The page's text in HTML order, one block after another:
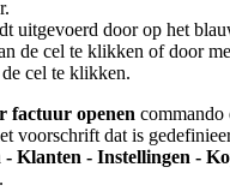
uitgevoerd door op het
de cel te klikken of door
cel te klikken.
factuur openen commando
voorschrift dat is
- Klanten - Instellingen -